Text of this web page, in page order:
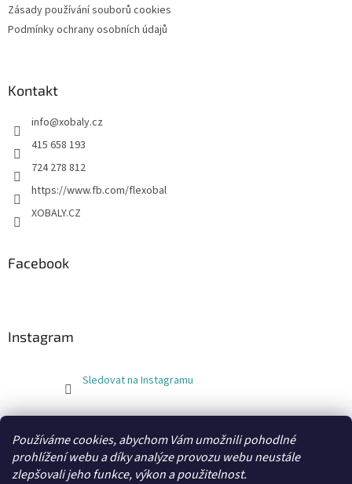
Používáme cookies, abychom Vám umožnili pohodlné
prohlížení webu a díky analýze provozu webu neustále
zlepšovali jeho funkce, výkon a použitelnost.
Zásady používání souborů cookies
Podmínky ochrany osobních údajů
Kontakt
info@xobaly.cz
415 658 193
724 278 812
https://www.fb.com/flexobal
XOBALY.CZ
Facebook
Instagram
Sledovat na Instagramu